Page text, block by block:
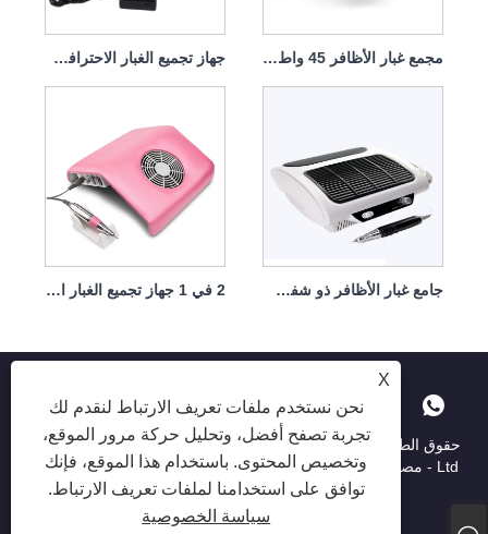
جهاز تجميع الغبار الاحترافي 2 في 1 بقوة 30000 دورة في الدقيقة و60 وات مجمع غبار الأظافر 45 واط، شفط كبير مع فلتر
2 في 1 جهاز تجميع الغبار الاحترافي 30000 دورة في الدقيقة 40 وات جامع غبار الأظافر ذو شفط كبير منخفض الضوضاء مع فلتر 25 وات
X
نحن نستخدم ملفات تعريف الارتباط لنقدم لك
تجربة تصفح أفضل، وتحليل حركة مرور الموقع،
وتخصيص المحتوى. باستخدام هذا الموقع، فإنك
توافق على استخدامنا لملفات تعريف الارتباط.
سياسة الخصوصية
حقوق الطبع والنشر © 2025 Shenzhen Ruina Optoelectronic Co. ،
Ltd - مصباح الأظافر ، حفر الأظافر ، جامع غبار الأظافر - جميع الحقوق
محفوظة.